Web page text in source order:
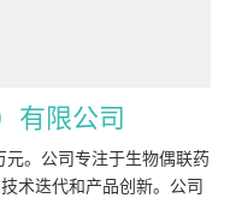
有限公司
。公司专注于生物偶联药
术迭代和产品创新。公司